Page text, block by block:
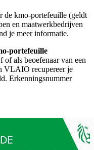
de kmo-portefeuille (geldt
en maatwerkbedrijven
je meer informatie.
portefeuille
als beoefenaar van een
VLAIO recupereer je
Erkenningsnummer